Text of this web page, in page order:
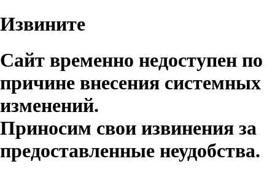
Извините
Сайт временно недоступен по
причине внесения системных
изменений.
Приносим свои извинения за
предоставленные неудобства.